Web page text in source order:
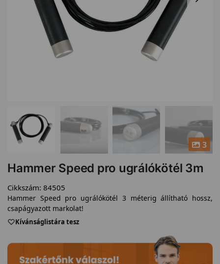
3
Hammer Speed pro ugrálókötél 3m
Cikkszám: 84505
Hammer Speed pro ugrálókötél 3 méterig állítható hossz,
csapágyazott markolat!
Kívánságlistára tesz